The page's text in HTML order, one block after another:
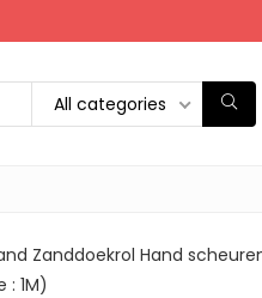
All categories
Zanddoekrol Hand
1M)